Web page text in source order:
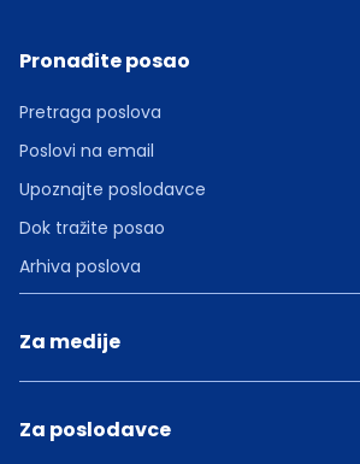
Pronađite posao
Pretraga poslova
Poslovi na email
Upoznajte poslodavce
Dok tražite posao
Arhiva poslova
Za medije
Za poslodavce